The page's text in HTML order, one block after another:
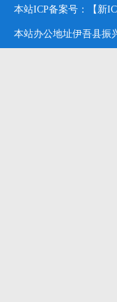
本站ICP备案号：【新
本站办公地址伊吾县振